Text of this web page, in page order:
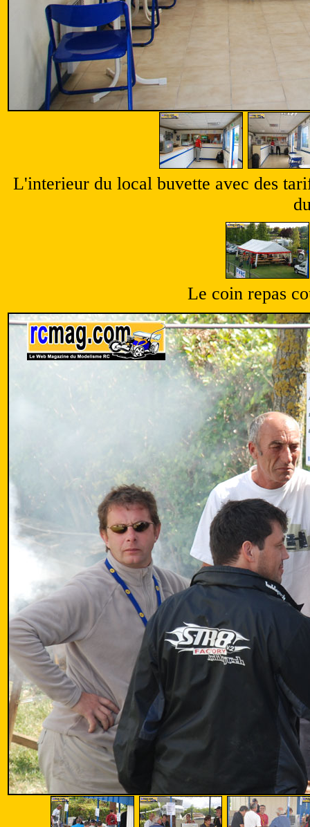
L'interieur du local buvette avec des
Le coin repas